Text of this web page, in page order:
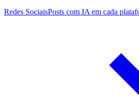
Redes SociaisPosts com IA em cada